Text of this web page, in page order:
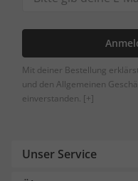
Mit deiner Bestellung
und den Allgemeinen
einverstanden. [+]
Unser Service